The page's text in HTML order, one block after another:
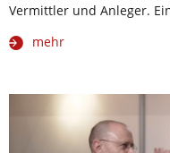
Vermittler und Anleger.
mehr